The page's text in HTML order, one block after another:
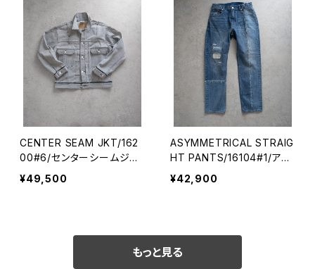
CENTER SEAM JKT/162
00#6/センターシームジャ
ケット
¥49,500
ASYMMETRICAL STRAIG
HT PANTS/16104#1/アシ
ンメトリーストレート
¥42,900
もっと見る